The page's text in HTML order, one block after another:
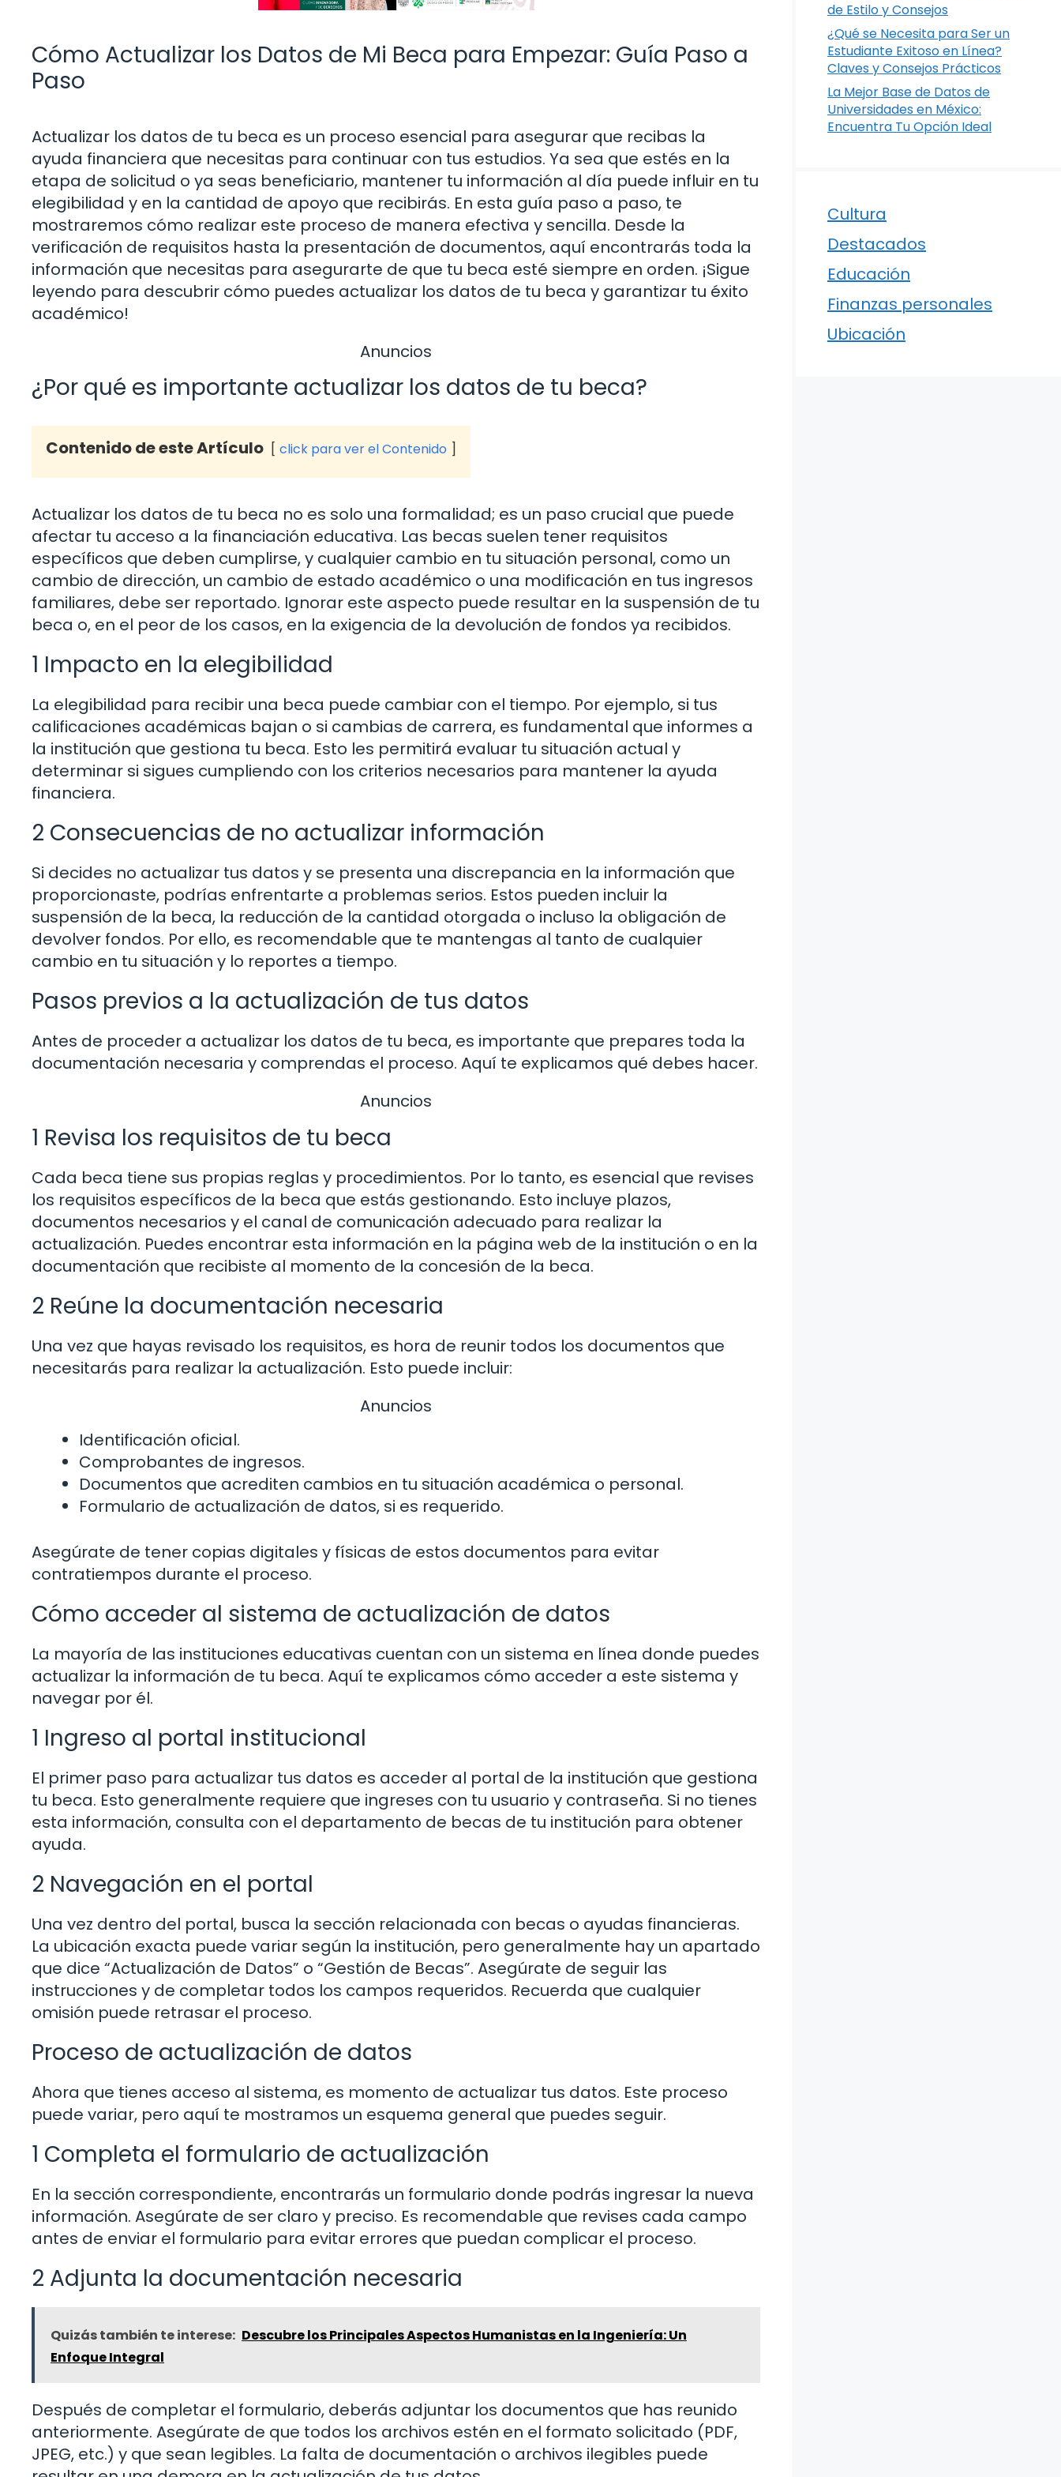
Cómo Actualizar los Datos de Mi Beca para Empezar: Guía Paso a
Paso
Actualizar los datos de tu beca es un proceso esencial para asegurar que recibas la
ayuda financiera que necesitas para continuar con tus estudios. Ya sea que estés en la
etapa de solicitud o ya seas beneficiario, mantener tu información al día puede influir en tu
elegibilidad y en la cantidad de apoyo que recibirás. En esta guía paso a paso, te
mostraremos cómo realizar este proceso de manera efectiva y sencilla. Desde la
verificación de requisitos hasta la presentación de documentos, aquí encontrarás toda la
información que necesitas para asegurarte de que tu beca esté siempre en orden. ¡Sigue
leyendo para descubrir cómo puedes actualizar los datos de tu beca y garantizar tu éxito
académico!
Anuncios
¿Por qué es importante actualizar los datos de tu beca?
Contenido de este Artículo click para ver el Contenido
Actualizar los datos de tu beca no es solo una formalidad; es un paso crucial que puede
afectar tu acceso a la financiación educativa. Las becas suelen tener requisitos
específicos que deben cumplirse, y cualquier cambio en tu situación personal, como un
cambio de dirección, un cambio de estado académico o una modificación en tus ingresos
familiares, debe ser reportado. Ignorar este aspecto puede resultar en la suspensión de tu
beca o, en el peor de los casos, en la exigencia de la devolución de fondos ya recibidos.
1 Impacto en la elegibilidad
La elegibilidad para recibir una beca puede cambiar con el tiempo. Por ejemplo, si tus
calificaciones académicas bajan o si cambias de carrera, es fundamental que informes a
la institución que gestiona tu beca. Esto les permitirá evaluar tu situación actual y
determinar si sigues cumpliendo con los criterios necesarios para mantener la ayuda
financiera.
2 Consecuencias de no actualizar información
Si decides no actualizar tus datos y se presenta una discrepancia en la información que
proporcionaste, podrías enfrentarte a problemas serios. Estos pueden incluir la
suspensión de la beca, la reducción de la cantidad otorgada o incluso la obligación de
devolver fondos. Por ello, es recomendable que te mantengas al tanto de cualquier
cambio en tu situación y lo reportes a tiempo.
Pasos previos a la actualización de tus datos
Antes de proceder a actualizar los datos de tu beca, es importante que prepares toda la
documentación necesaria y comprendas el proceso. Aquí te explicamos qué debes hacer.
Anuncios
1 Revisa los requisitos de tu beca
Cada beca tiene sus propias reglas y procedimientos. Por lo tanto, es esencial que revises
los requisitos específicos de la beca que estás gestionando. Esto incluye plazos,
documentos necesarios y el canal de comunicación adecuado para realizar la
actualización. Puedes encontrar esta información en la página web de la institución o en la
documentación que recibiste al momento de la concesión de la beca.
2 Reúne la documentación necesaria
Una vez que hayas revisado los requisitos, es hora de reunir todos los documentos que
necesitarás para realizar la actualización. Esto puede incluir:
Anuncios
Identificación oficial.
Comprobantes de ingresos.
Documentos que acrediten cambios en tu situación académica o personal.
Formulario de actualización de datos, si es requerido.
Asegúrate de tener copias digitales y físicas de estos documentos para evitar
contratiempos durante el proceso.
Cómo acceder al sistema de actualización de datos
La mayoría de las instituciones educativas cuentan con un sistema en línea donde puedes
actualizar la información de tu beca. Aquí te explicamos cómo acceder a este sistema y
navegar por él.
1 Ingreso al portal institucional
El primer paso para actualizar tus datos es acceder al portal de la institución que gestiona
tu beca. Esto generalmente requiere que ingreses con tu usuario y contraseña. Si no tienes
esta información, consulta con el departamento de becas de tu institución para obtener
ayuda.
2 Navegación en el portal
Una vez dentro del portal, busca la sección relacionada con becas o ayudas financieras.
La ubicación exacta puede variar según la institución, pero generalmente hay un apartado
que dice “Actualización de Datos” o “Gestión de Becas”. Asegúrate de seguir las
instrucciones y de completar todos los campos requeridos. Recuerda que cualquier
omisión puede retrasar el proceso.
Proceso de actualización de datos
Ahora que tienes acceso al sistema, es momento de actualizar tus datos. Este proceso
puede variar, pero aquí te mostramos un esquema general que puedes seguir.
1 Completa el formulario de actualización
En la sección correspondiente, encontrarás un formulario donde podrás ingresar la nueva
información. Asegúrate de ser claro y preciso. Es recomendable que revises cada campo
antes de enviar el formulario para evitar errores que puedan complicar el proceso.
2 Adjunta la documentación necesaria
Quizás también te interese: Descubre los Principales Aspectos Humanistas en la Ingeniería: Un
Enfoque Integral
Después de completar el formulario, deberás adjuntar los documentos que has reunido
anteriormente. Asegúrate de que todos los archivos estén en el formato solicitado (PDF,
JPEG, etc.) y que sean legibles. La falta de documentación o archivos ilegibles puede
de Estilo y Consejos
¿Qué se Necesita para Ser un
Estudiante Exitoso en Línea?
Claves y Consejos Prácticos
La Mejor Base de Datos de
Universidades en México:
Encuentra Tu Opción Ideal
Cultura
Destacados
Educación
Finanzas personales
Ubicación